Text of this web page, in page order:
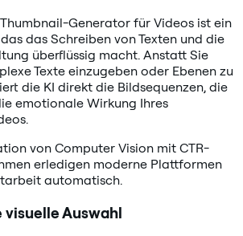
Generator für Videos ist ein
das Schreiben von Texten und die
überflüssig macht. Anstatt Sie
Texte einzugeben oder Ebenen zu
die KI direkt die Bildsequenzen, die
emotionale Wirkung Ihres
von Computer Vision mit CTR-
erledigen moderne Plattformen
automatisch.
Auswahl